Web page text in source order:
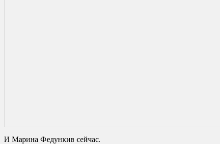
И Марина Федункив сейчас.